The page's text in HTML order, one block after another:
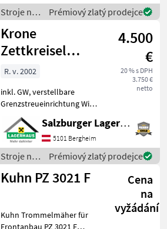
Stroje na
zber
objemových
krmív /
Fendt
Prémiový zlatý prodejce
Krone
Zettkreisel
6.70/6
4.500
€
20 % s DPH
3.750 €
netto
R. v. 2002
inkl. GW, verstellbare
Grenzstreueinrichtung Wir
bitten telefonisch oder per
Mail Ihren Besuch
bekanntzugeben, um
ausreichend Zeit für die
Beratung und eventuell ein
Salzburger Lagerhaus-Technik
5101 Bergheim
Stroje na
zber
objemových
Prémiový zlatý prodejce
Kuhn PZ 3021 F
Cena
na
vyžádání
Kuhn Trommelmäher für
Frontanbau PZ 3021 F